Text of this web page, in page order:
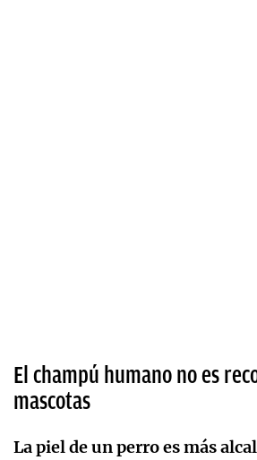
El champú humano no es
mascotas
La piel de un perro es más